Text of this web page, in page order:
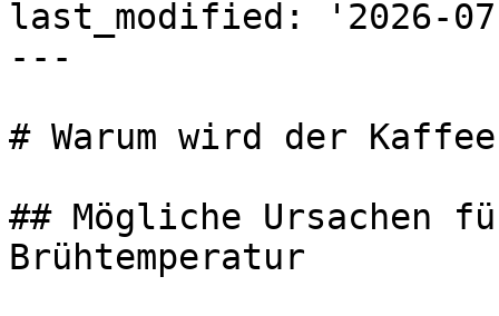
last_modified: '2026-
---
# Warum wird der
## Mögliche Ursachen
Brühtemperatur